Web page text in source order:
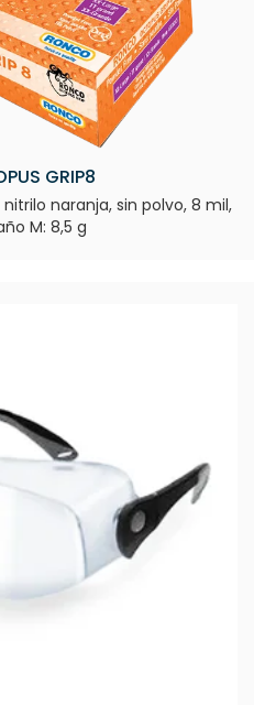
GRIP8
naranja, sin polvo, 8 mil,
M: 8,5 g